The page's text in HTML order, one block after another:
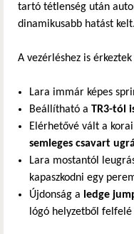
tartó tétlenség után
dinamikusabb hatást kelt.
A vezérléshez is
Lara immár képes
Beállítható a TR3-tól
Elérhetővé vált a
semleges csavart
Lara mostantól
kapaszkodni egy
Újdonság a ledge
lógó helyzetből